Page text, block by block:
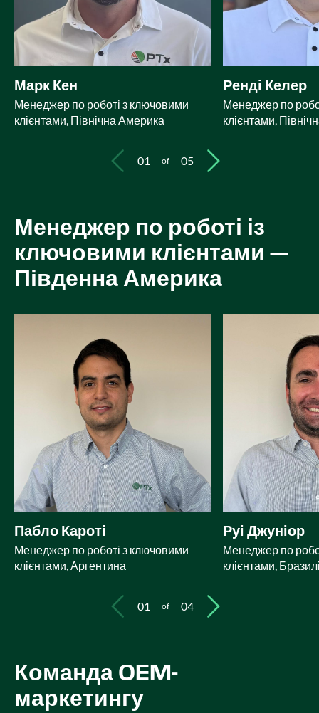
Марк Кен
Менеджер по роботі з ключовими
клієнтами, Північна Америка
Ренді Келер
Менеджер по
клієнтами,
01 of 05
Менеджер по роботі із
ключовими клієнтами —
Південна Америка
Пабло Кароті
Менеджер по роботі з ключовими
клієнтами, Аргентина
Руі Джуніор
Менеджер по
клієнтами,
01 of 04
Команда OEM-
маркетингу